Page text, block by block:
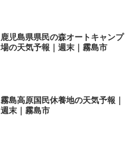
鹿児島県県民の森オートキャンプ
場の天気予報｜週末｜霧島市
霧島高原国民休養地の天気予報｜
週末｜霧島市